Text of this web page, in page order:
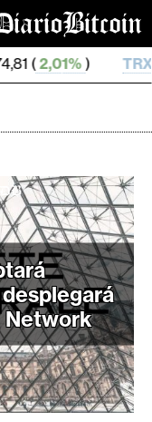
0,327 542 (
Network